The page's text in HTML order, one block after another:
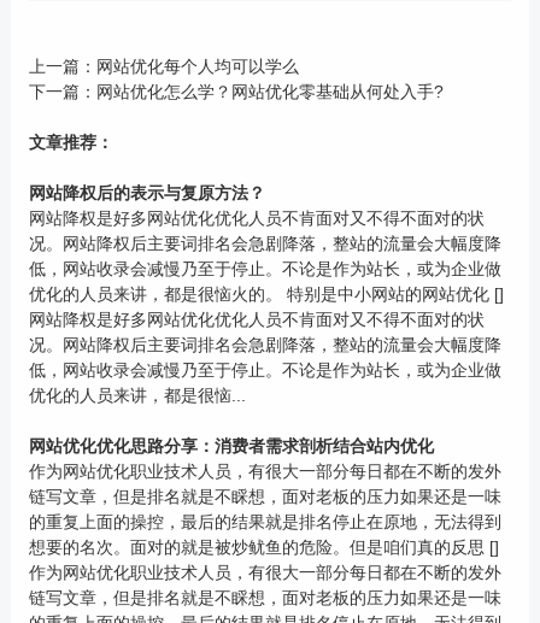
上一篇： 网站优化每个人均可以学么
下一篇： 网站优化怎么学？网站优化零基础从何处入手?
文章推荐：
网站降权后的表示与复原方法？
网站降权是好多网站优化优化人员不肯面对又不得不面对的状
况。网站降权后主要词排名会急剧降落，整站的流量会大幅度降
低，网站收录会减慢乃至于停止。不论是作为站长，或为企业做
优化的人员来讲，都是很恼火的。 特别是中小网站的网站优化 []
网站降权是好多网站优化优化人员不肯面对又不得不面对的状
况。网站降权后主要词排名会急剧降落，整站的流量会大幅度降
低，网站收录会减慢乃至于停止。不论是作为站长，或为企业做
优化的人员来讲，都是很恼...
网站优化优化思路分享：消费者需求剖析结合站内优化
作为网站优化职业技术人员，有很大一部分每日都在不断的发外
链写文章，但是排名就是不睬想，面对老板的压力如果还是一味
的重复上面的操控，最后的结果就是排名停止在原地，无法得到
想要的名次。面对的就是被炒鱿鱼的危险。但是咱们真的反思 []
作为网站优化职业技术人员，有很大一部分每日都在不断的发外
链写文章，但是排名就是不睬想，面对老板的压力如果还是一味